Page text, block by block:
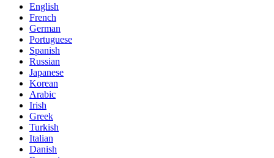
English
French
German
Portuguese
Spanish
Russian
Japanese
Korean
Arabic
Irish
Greek
Turkish
Italian
Danish